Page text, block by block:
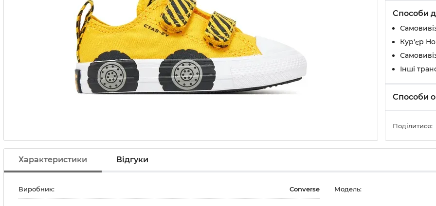
Способи
Кур'єр
Інші
Способи
Поділитися:
Характеристики Відгуки
Виробник: Converse Модель: